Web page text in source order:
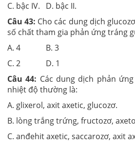
C. bậc IV. D. bậc II.
Câu 43: Cho các dung dịch
số chất tham gia phản ứng tráng
A. 4 B. 3
C. 2 D. 1
Câu 44: Các dung dịch phản
nhiệt độ thường là:
A. glixerol, axit axetic, glucozơ.
B. lòng trắng trứng, fructozơ,
C. anđehit axetic, saccarozơ, axit